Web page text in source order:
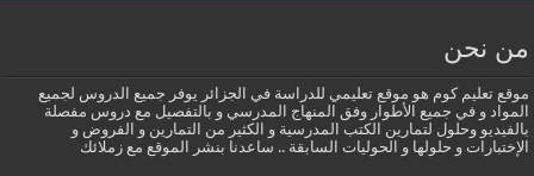
من نحن
موقع تعليم كوم هو موقع تعليمي للدراسة في الجزائر يوفر جميع الدروس لجميع
المواد و في جميع الأطوار وفق المنهاج المدرسي و بالتفصيل مع دروس مفصلة
بالفيديو وحلول لتمارين الكتب المدرسية و الكثير من التمارين و الفروض و
الإختبارات و حلولها و الحوليات السابقة .. ساعدنا بنشر الموقع مع زملائك